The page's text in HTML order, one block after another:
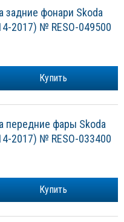
задние фонари Skoda
2017) № RESO-049500
Купить
передние фары Skoda
2017) № RESO-033400
Купить